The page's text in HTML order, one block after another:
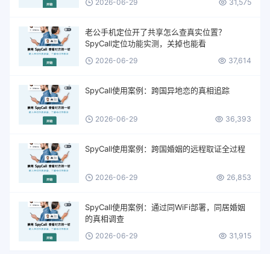
2026-06-29 31,575
老公手机定位开了共享怎么查真实位置？
SpyCall定位功能实测，关掉也能看
2026-06-29 37,614
SpyCall使用案例：跨国异地恋的真相追踪
2026-06-29 36,393
SpyCall使用案例：跨国婚姻的远程取证全过程
2026-06-29 26,853
SpyCall使用案例：通过同WiFi部署，同居婚姻
的真相调查
2026-06-29 31,915